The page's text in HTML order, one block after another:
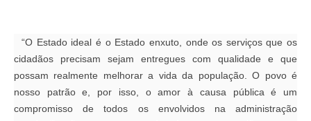
“O Estado ideal é o Estado enxuto, onde os serviços que os
cidadãos precisam sejam entregues com qualidade e que
possam realmente melhorar a vida da população. O povo é
nosso patrão e, por isso, o amor à causa pública é um
compromisso de todos os envolvidos na administração